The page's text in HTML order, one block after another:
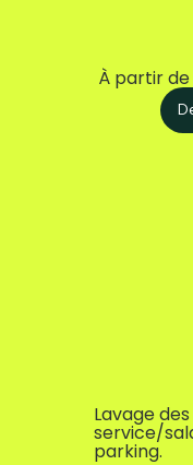
À partir
Lavage
service/
parking.